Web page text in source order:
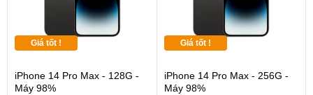
Giá tốt !
iPhone 14 Pro Max - 128G -
Máy 98%
Giá tốt !
iPhone 14 Pro Max - 256G -
Máy 98%